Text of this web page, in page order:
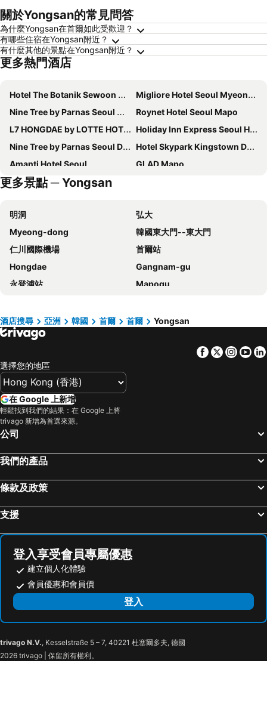
關於Yongsan的常見問答
為什麼Yongsan在首爾如此受歡迎？
有哪些住宿在Yongsan附近？
有什麼其他的景點在Yongsan附近？
更多熱門酒店
Hotel The Botanik Sewoon Myeongdong
Migliore Hotel Seoul Myeongdong
Nine Tree by Parnas Seoul Myeongdong 2
Roynet Hotel Seoul Mapo
L7 HONGDAE by LOTTE HOTELS
Holiday Inn Express Seoul Hongdae By Ihg
Nine Tree by Parnas Seoul Dongdaemun
Hotel Skypark Kingstown Dongdaemun
Amanti Hotel Seoul
GLAD Mapo
Nine Tree by Parnas Seoul Myeongdong 1
Homes Stay Myeongdong
Mercure Ambassador Seoul Hongdae
Solaria Nishitetsu Hotel Seoul Myeongdong
Fairfield by Marriott Seoul
Novotel Suites Ambassador Seoul Yongsan
Sotetsu Hotels The Splaisir Seoul Myeongdong
Grand Hilton Seoul
Ehwa in Myeongdong
Hotel Skypark Central Myeongdong
RYSE, Autograph Collection
ibis Styles Ambassador Seoul Myeongdong
Hotel Gracery Seoul
Novotel Ambassador Seoul Dongdaemun Hotels & Residences
Sollago Myeongdong Hotel & Residence
Hotel Skypark Myeongdong 1
Hotel Venue G
G3 Hotel Chungmuro
MD Hotel Doksan
New Blanc Central Myeongdong
Four Points by Sheraton Josun, Seoul Myeongdong
ibis Ambassador Seoul Insadong
G2 Myeongdong
Hotel Skypark Myeongdong 2
Sharp Hotel
Crashin Yongsan Guesthouse
Rainbow Hotel Yongsan
Sookmyung University Mu
Shillastay Mapo
Shilla Stay Mapo
更多景點 ─ Yongsan
明洞
弘大
Myeong-dong
韓國東大門--東大門
仁川國際機場
首爾站
Hongdae
Gangnam-gu
永登浦站
Mapogu
COEX商場
梨泰院
龍山站
Gwanghwamun
Jongno
金浦國際機場
Lotte World
韓國會展中心水族館
Samsung
Gyeongbokgung
首爾世界杯體育場
Transit Tours - Seoul City Tour
Jongno
Jamsil
Songdo
Sadang
East gate
Yangjae
Cheonan station
Bukhansan National Park
Songpa-gu
Seoul Museum of Art
普恩特羅馬諾
酒店搜尋 亞洲 韓國 首爾 首爾 Yongsan
Facebook
Twitter
選擇您的地區
在 Google 上新增
輕鬆找到我們的結果：在 Google 上將
trivago 新增為首選來源。
公司
我們的產品
條款及政策
支援
登入享受會員專屬優惠
建立個人化體驗
會員優惠和會員價
登入
trivago N.V., Kesselstraße 5 – 7, 40221 杜塞爾多夫, 德國
2026 trivago | 保留所有權利。